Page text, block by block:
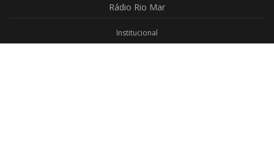
Rádio Rio Mar
Institucional